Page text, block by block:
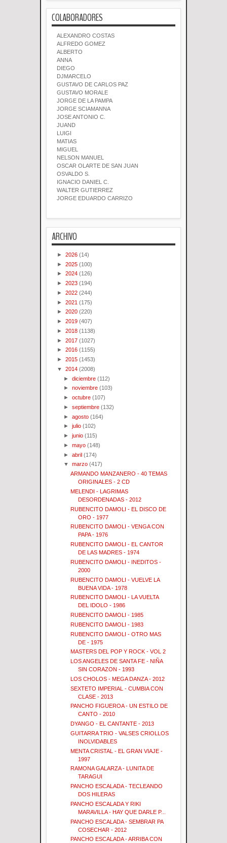
COLABORADORES
ALEXANDRO COSTAS
ALFREDO GOMEZ
ALBERTO
ANNA
DIEGO
DJMARCELO
GUSTAVO DE CARLOS PAZ
GUSTAVO MORALE
JORGE DE LA PAMPA
JORGE SCIAMANNA
JOSE ANTONIO C.
JUAND
LUIGI
MATIAS
MIGUEL
NELSON MANUEL
OSCAR OLARTE DE SAN JUAN
OSVALDO S.
IGNACIO DANIEL C.
WALTER GUTIERREZ
JORGE EDUARDO CARRIZO
ARCHIVO
► 2026 (14)
► 2025 (100)
► 2024 (126)
► 2023 (194)
► 2022 (244)
► 2021 (175)
► 2020 (220)
► 2019 (407)
► 2018 (1138)
► 2017 (1027)
► 2016 (1155)
► 2015 (1453)
▼ 2014 (2008)
►diciembre (112)
►noviembre (103)
►octubre (107)
►septiembre (132)
►agosto (164)
►julio (102)
►junio (115)
►mayo (148)
►abril (174)
▼marzo (417)
ARMANDO MANZANERO - 40 TEMAS
ORIGINALES - 2 CD
MELENDI - LAGRIMAS
DESORDENADAS - 2012
RUBENCITO DAMOLI - EL DISCO DE
ORO - 1977
RUBENCITO DAMOLI - VENGA CON
PAPA - 1976
RUBENCITO DAMOLI - EL CANTOR
DE LAS MADRES - 1974
RUBENCITO DAMOLI - INEDITOS -
2000
RUBENCITO DAMOLI - VUELVE LA
BUENA VIDA - 1978
RUBENCITO DAMOLI - LA VUELTA
DEL IDOLO - 1986
RUBENCITO DAMOLI - 1985
RUBENCITO DAMOLI - 1983
RUBENCITO DAMOLI - OTRO MAS
DE - 1975
MASTERS DEL POP Y ROCK - VOL 2
LOS ANGELES DE SANTA FE - NIÑA
SIN CORAZON - 1993
LOS CHOLOS - MEGA DANZA - 2012
SEXTETO IMPERIAL - CUMBIA CON
CLASE - 2013
PANCHO FIGUEROA - UN ESTILO DE
CANTO - 2010
DYANGO - EL CANTANTE - 2013
GUITARRA TRIO - VALSES CRIOLLOS
INOLVIDABLES
MENTA CRISTAL - EL GRAN VIAJE -
1997
RAMONA GALARZA - LUNITA DE
TARAGUI
PANCHO ESCALADA - TECLEANDO
DOS HILERAS
PANCHO ESCALADA Y RIKI
MARAVILLA - HAY QUE DARLE P...
PANCHO ESCALADA - SEMBRAR PA
COSECHAR - 2012
PANCHO ESCALADA - ARRIBA CON